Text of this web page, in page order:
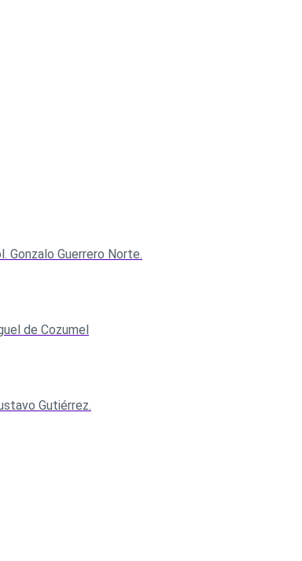
Gonzalo Guerrero Norte.
de Cozumel
Gutiérrez.